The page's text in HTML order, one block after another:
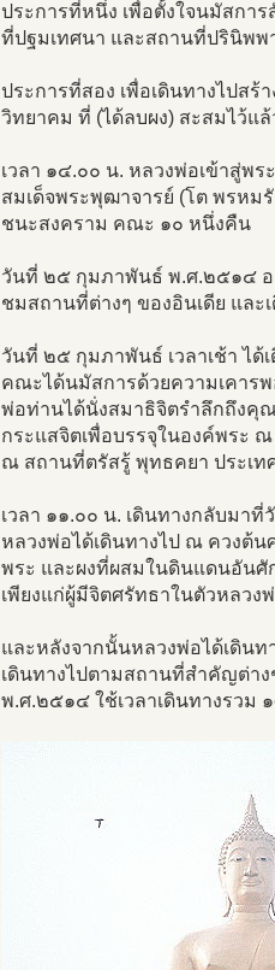
ประการที่หนึ่ง เพื่อตั้งใจนมัสกา
ที่ปฐมเทศนา และสถานที่ปรินิพพ
ประการที่สอง เพื่อเดินทางไปส
วิทยาคม ที่ (ได้ลบผง) สะสมไว้แ
เวลา ๑๔.๐๐ น. หลวงพ่อเข้าสู่พ
สมเด็จพระพุฒาจารย์ (โต พรหม
ชนะสงคราม คณะ ๑๐ หนึ่งคืน
วันที่ ๒๕ กุมภาพันธ์ พ.ศ.๒๕๑๔ อ
ชมสถานที่ต่างๆ ของอินเดีย แล
วันที่ ๒๕ กุมภาพันธ์ เวลาเช้า ไ
คณะได้นมัสการด้วยความเคารพ
พ่อท่านได้นั่งสมาธิจิตรำลึกถึงคุ
กระแสจิตเพื่อบรรจุในองค์พระ
ณ สถานที่ตรัสรู้ พุทธคยา ประเท
เวลา ๑๑.๐๐ น. เดินทางกลับมา
หลวงพ่อได้เดินทางไป ณ ควงต้
พระ และผงที่ผสมในดินแดนอันศั
เพียงแก่ผู้มีจิตศรัทธาในตัวหลว
และหลังจากนั้นหลวงพ่อได้เดิน
เดินทางไปตามสถานที่สำคัญต่า
พ.ศ.๒๕๑๔ ใช้เวลาเดินทางรวม